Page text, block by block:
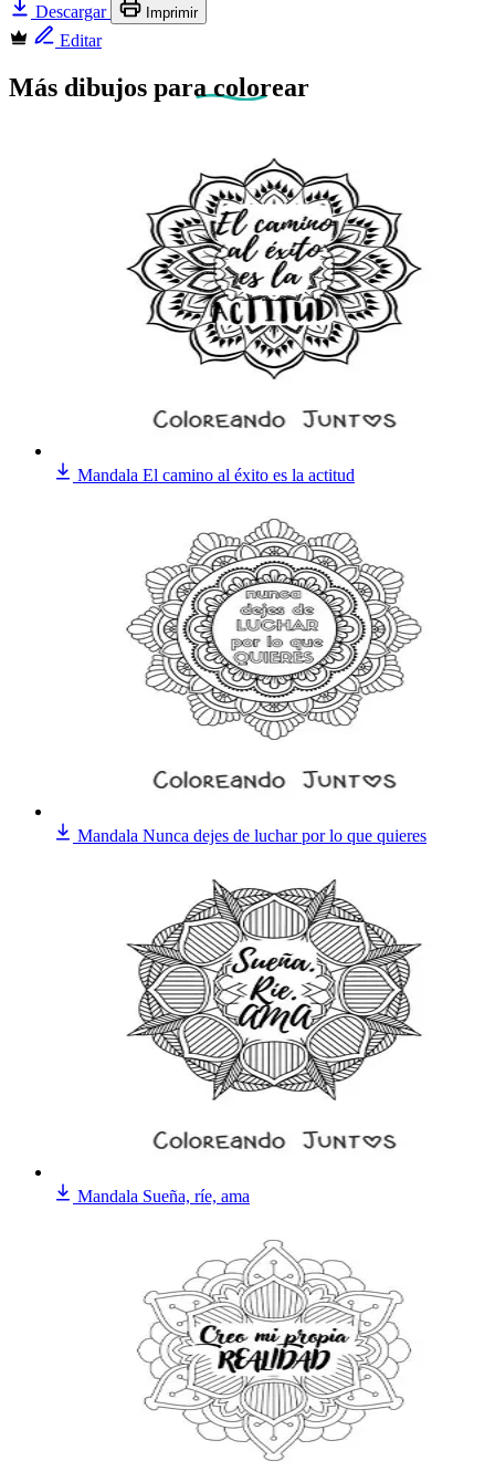
Descargar Imprimir
Editar
Más dibujos para colorear
Mandala El camino al éxito es la actitud
Mandala Nunca dejes de luchar por lo que quieres
Mandala Sueña, ríe, ama